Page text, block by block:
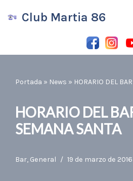
contenido
Club Martia 86
Portada » News » HORARIO DEL
HORARIO DEL
SEMANA SANTA
Bar, General 19 de marzo de 2016